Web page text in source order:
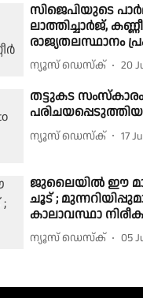
സിജെപിയുടെ
ലാത്തിച്ചാര്‍ജ്,
രാജ്യതലസ്ഥാനം
ന്യൂസ് ഡെസ്ക് 20
തട്ടുകട
ന്യൂസ് ഡെസ്ക് 17
ജുലൈയിൽ ഈ
ചൂട് ;
കാലാവസ്ഥാ
ന്യൂസ് ഡെസ്ക് 05